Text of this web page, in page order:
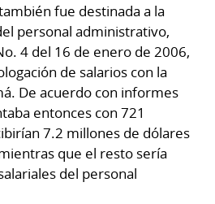
fue destinada a la
personal administrativo,
4 del 16 de enero de 2006,
de salarios con la
De acuerdo con informes
entonces con 721
7.2 millones de dólares
que el resto sería
del personal